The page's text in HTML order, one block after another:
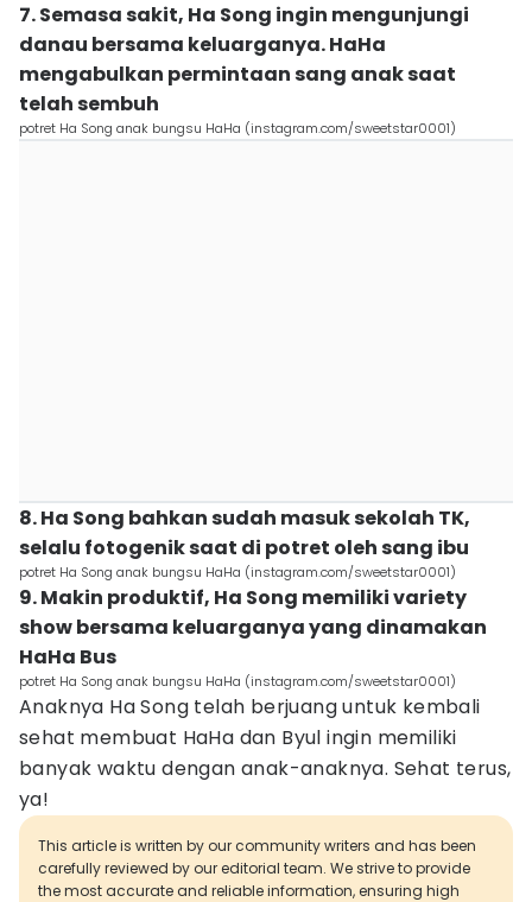
7. Semasa sakit, Ha Song ingin mengunjungi
danau bersama keluarganya. HaHa
mengabulkan permintaan sang anak saat
telah sembuh
potret Ha Song anak bungsu HaHa (instagram.com/sweetstar0001)
8. Ha Song bahkan sudah masuk sekolah TK,
selalu fotogenik saat di potret oleh sang ibu
potret Ha Song anak bungsu HaHa (instagram.com/sweetstar0001)
9. Makin produktif, Ha Song memiliki variety
show bersama keluarganya yang dinamakan
HaHa Bus
potret Ha Song anak bungsu HaHa (instagram.com/sweetstar0001)
Anaknya Ha Song telah berjuang untuk kembali
sehat membuat HaHa dan Byul ingin memiliki
banyak waktu dengan anak-anaknya. Sehat terus,
ya!
This article is written by our community writers and has been
carefully reviewed by our editorial team. We strive to provide
the most accurate and reliable information, ensuring high